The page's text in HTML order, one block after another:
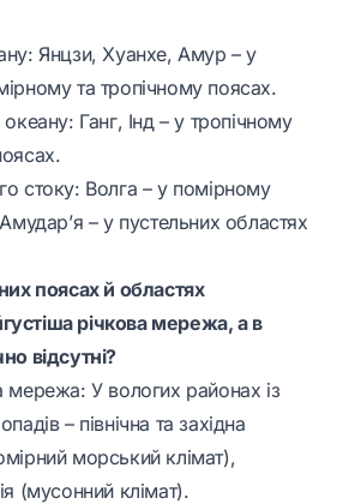
Янцзи, Хуанхе, Амур – у
та тропічному поясах.
океану: Ганг, Інд – у тропічному
стоку: Волга – у помірному
– у пустельних областях
поясах й областях
річкова мережа, а в
відсутні?
мережа: У вологих районах із
– північна та західна
морський клімат),
(мусонний клімат).